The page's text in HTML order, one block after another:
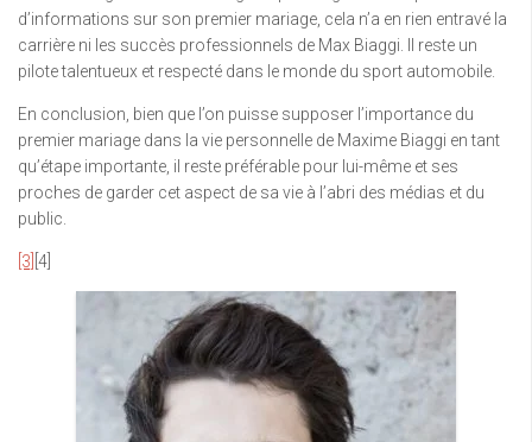
d’informations sur son premier mariage, cela n’a en rien entravé la
carrière ni les succès professionnels de Max Biaggi. Il reste un
pilote talentueux et respecté dans le monde du sport automobile.
En conclusion, bien que l’on puisse supposer l’importance du
premier mariage dans la vie personnelle de Maxime Biaggi en tant
qu’étape importante, il reste préférable pour lui-même et ses
proches de garder cet aspect de sa vie à l’abri des médias et du
public.
[3] [4]